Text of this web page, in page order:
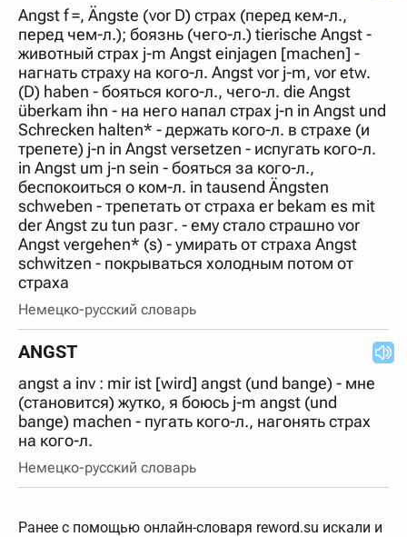
Если точное написание слова неизвестно (как в
кроссворде), неизвестную букву можно заменить
подстановочным знаком звёздочкой (*), а несколько
неизвестных букв — процентом (%). В этом случае меню
с вариантами работать не будет, а после ввода запроса
нужно будет нажать на кнопку "Найти".
Для более сложных случаев существует возможность
указывать несколько слов в запросе. Например, если
написать в строке запроса "Пушкин поэт" и нажать
"Найти", выведутся все словарные статьи о поэте
Пушкине, но не о городе.
В сложных запросах тоже могут присутствовать
неизвестные буквы. Например, в кроссворде есть
слово "***м***ов", в задании "русский поэт 19 века".
Пишем в Reword первым словом "***м***ов", далее
через пробел "поэт". Получается "***м***ов поэт" (без
кавычек). Нажимаем "Найти" и получаем статью
"Лермонтов" и не только.
Порядок словарей можно изменять, перетаскивая
словарь вверх или вниз за прямоугольник слева от
названия словаря. Также можно выключать ненужные
словари.
Angst f =, Ängste (vor D) страх (перед кем-л.,
перед чем-л.); боязнь (чего-л.) tierische Angst -
животный страх j-m Angst einjagen [machen] -
нагнать страху на кого-л. Angst vor j-m, vor etw.
(D) haben - бояться кого-л., чего-л. die Angst
überkam ihn - на него напал страх j-n in Angst und
Schrecken halten* - держать кого-л. в страхе (и
трепете) j-n in Angst versetzen - испугать кого-л.
in Angst um j-n sein - бояться за кого-л.,
беспокоиться о ком-л. in tausend Ängsten
schweben - трепетать от страха er bekam es mit
der Angst zu tun разг. - ему стало страшно vor
Angst vergehen* (s) - умирать от страха Angst
schwitzen - покрываться холодным потом от
страха
Немецко-русский словарь
ANGST
angst a inv : mir ist [wird] angst (und bange) - мне
(становится) жутко, я боюсь j-m angst (und
bange) machen - пугать кого-л., нагонять страх
на кого-л.
Немецко-русский словарь
Ранее с помощью онлайн-словаря reword.su искали и